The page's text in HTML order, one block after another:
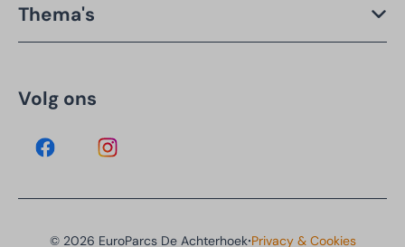
Thema's
Volg ons
© 2026 EuroParcs De Achterhoek·Privacy & Cookies